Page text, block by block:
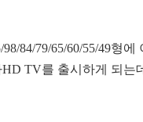
84/79/65/60/55/49형
TV를 출시하게 되는